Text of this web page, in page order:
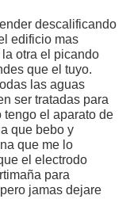
descalificando
edificio mas
otra el picando
que el tuyo.
las aguas
ser tratadas para
tengo el aparato de
que bebo y
que me lo
el electrodo
para
jamas dejare